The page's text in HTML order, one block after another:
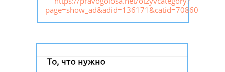
page=show_ad&adid=136171&catid=70860